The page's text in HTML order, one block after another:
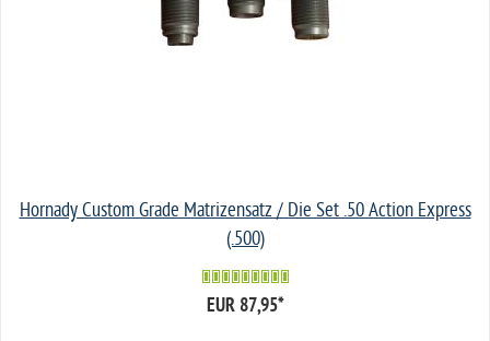
Hornady Custom Grade Matrizensatz / Die Set .50 Action Express
(.500)
EUR 87,95*